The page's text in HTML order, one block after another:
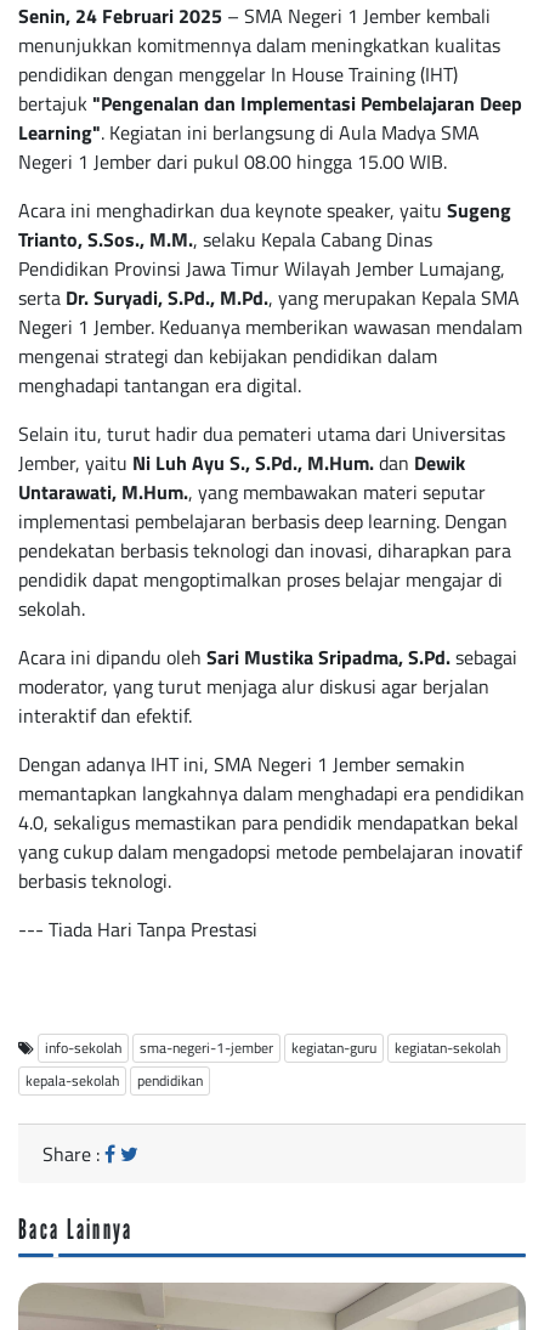
Senin, 24 Februari 2025 – SMA Negeri 1 Jember kembali
menunjukkan komitmennya dalam meningkatkan kualitas
pendidikan dengan menggelar In House Training (IHT)
bertajuk "Pengenalan dan Implementasi Pembelajaran Deep
Learning". Kegiatan ini berlangsung di Aula Madya SMA
Negeri 1 Jember dari pukul 08.00 hingga 15.00 WIB.
Acara ini menghadirkan dua keynote speaker, yaitu Sugeng
Trianto, S.Sos., M.M., selaku Kepala Cabang Dinas
Pendidikan Provinsi Jawa Timur Wilayah Jember Lumajang,
serta Dr. Suryadi, S.Pd., M.Pd., yang merupakan Kepala SMA
Negeri 1 Jember. Keduanya memberikan wawasan mendalam
mengenai strategi dan kebijakan pendidikan dalam
menghadapi tantangan era digital.
Selain itu, turut hadir dua pemateri utama dari Universitas
Jember, yaitu Ni Luh Ayu S., S.Pd., M.Hum.dan Dewik
Untarawati, M.Hum., yang membawakan materi seputar
implementasi pembelajaran berbasis deep learning. Dengan
pendekatan berbasis teknologi dan inovasi, diharapkan para
pendidik dapat mengoptimalkan proses belajar mengajar di
sekolah.
Acara ini dipandu oleh Sari Mustika Sripadma, S.Pd.sebagai
moderator, yang turut menjaga alur diskusi agar berjalan
interaktif dan efektif.
Dengan adanya IHT ini, SMA Negeri 1 Jember semakin
memantapkan langkahnya dalam menghadapi era pendidikan
4.0, sekaligus memastikan para pendidik mendapatkan bekal
yang cukup dalam mengadopsi metode pembelajaran inovatif
berbasis teknologi.
--- Tiada Hari Tanpa Prestasi
info-sekolah sma-negeri-1-jember kegiatan-guru
kegiatan-sekolah
kepala-sekolah
pendidikan
Share :
Baca Lainnya